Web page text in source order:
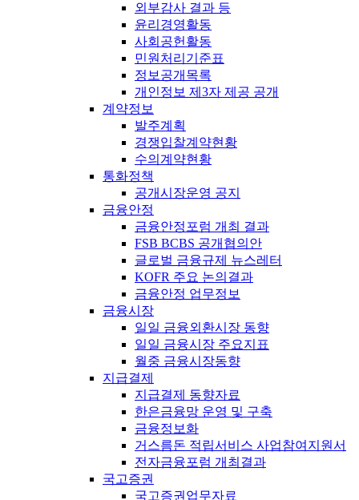
외부감사 결과 등
윤리경영활동
사회공헌활동
민원처리기준표
정보공개목록
개인정보 제3자 제공 공개
계약정보
발주계획
경쟁입찰계약현황
수의계약현황
통화정책
공개시장운영 공지
금융안정
금융안정포럼 개최 결과
FSB BCBS 공개협의안
글로벌 금융규제 뉴스레터
KOFR 주요 논의결과
금융안정 업무정보
금융시장
일일 금융외환시장 동향
일일 금융시장 주요지표
월중 금융시장동향
지급결제
지급결제 동향자료
한은금융망 운영 및 구축
금융정보화
거스름돈 적립서비스 사업참여지원서
전자금융포럼 개최결과
국고증권
국고증권업무자료